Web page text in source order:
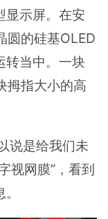
显示屏。在安
圆的硅基OLED
转当中。一块
拇指大小的高
是给我们未
视网膜”，看到